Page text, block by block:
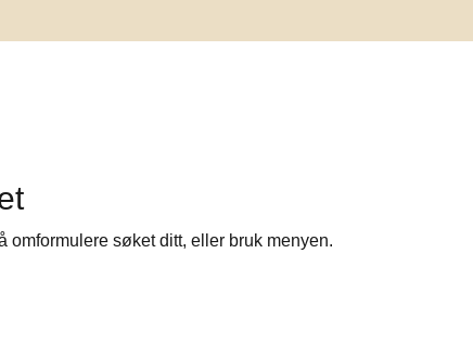
omformulere søket ditt, eller bruk menyen.